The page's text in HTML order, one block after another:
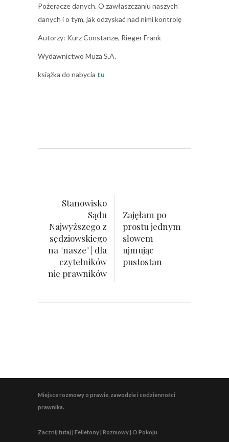
Pożeracze danych. O zawłaszczaniu naszych
danych i o tym, jak odzyskać nad nimi kontrolę
Autorzy: Kurz Constanze, Rieger Frank
Wydawnictwo Muza S.A.
książka do nabycia tu
Stanowisko
Sądu
Najwyższego z
sędziowskiego
na "nasze" | dla
czytelników
nie prawników
Zajęłam po
prostu jednym
słowem
ujmując
pustostan
Miejsce rozmowy o prawie, zawodzie i codzienności
prawnika.
Zacznij tutaj | Felietony | Rozmowy | O Pokoju